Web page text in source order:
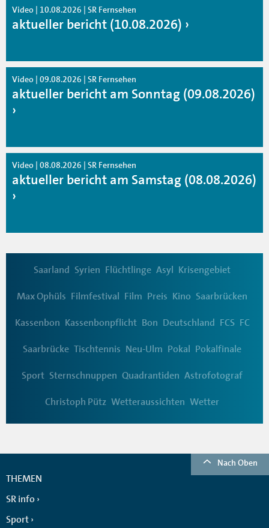
Video | 10.08.2026 | SR Fernsehen
aktueller bericht (10.08.2026)
Video | 09.08.2026 | SR Fernsehen
aktueller bericht am Sonntag (09.08.2026)
Video | 08.08.2026 | SR Fernsehen
aktueller bericht am Samstag (08.08.2026)
Saarland Syrien Flüchtlinge Asyl Krisengebiet
Max Ophüls Filmfestival Film Preis Kino Saarbrücken
Kassenbon Kassenbonpflicht Bon Deutschland FCS FC
Saarbrücke Tischtennis Neu-Ulm Pokal Pokalfinale
Sport Sternschnuppen Quadrantiden Astrofotograf
Christoph Pütz Wetteraussichten Wetter
Nach Oben
THEMEN
SR info
Sport